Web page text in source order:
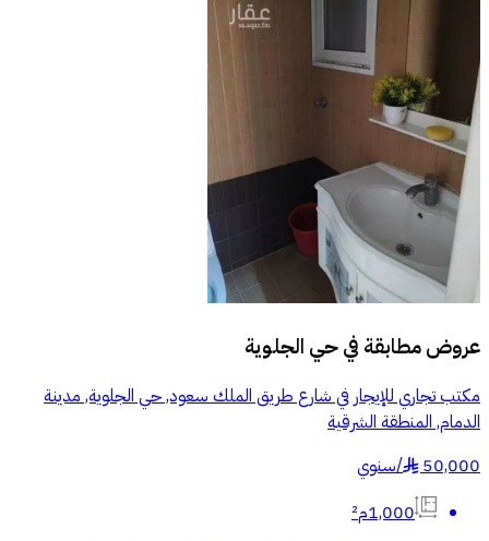
عروض مطابقة فيحي الجلوية
مكتب تجاري للإيجار في شارع طريق الملك سعود, حي الجلوية, مدينة
الدمام, المنطقة الشرقية
50,000
§
/سنوي
1,000م²